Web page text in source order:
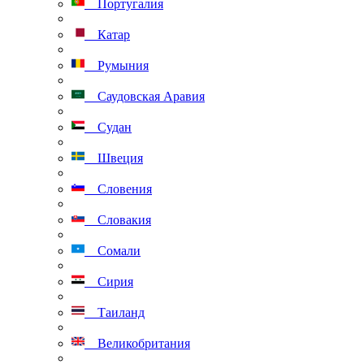
Португалия
Катар
Румыния
Саудовская Аравия
Судан
Швеция
Словения
Словакия
Сомали
Сирия
Таиланд
Великобритания